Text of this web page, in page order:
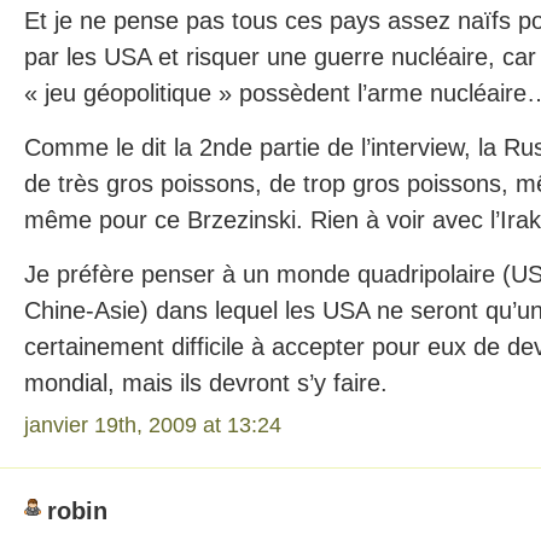
Et je ne pense pas tous ces pays assez naïfs
par les USA et risquer une guerre nucléaire,
« jeu géopolitique » possèdent l’arme
Comme le dit la 2nde partie de l’interview, la
de très gros poissons, de trop gros poissons,
même pour ce Brzezinski. Rien à voir avec
Je préfère penser à un monde quadripolaire
Chine-Asie) dans lequel les USA ne seront
certainement difficile à accepter pour eux de
mondial, mais ils devront s’y faire.
janvier 19th, 2009 at 13:24
robin